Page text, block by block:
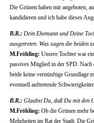
Die Grünen haben mir angeboten,
kandidieren und ich habe dieses
B.R.: Dein Ehemann und Deine
ausgetreten. Was sagen die beiden
M.Fröhling: Unsere Tochter war
passives Mitglied in der SPD. Nach
beide keine vernünftige Grundlage
eventuell auftretende
B.R.: Glaubst Du, daß Du mit den
M.Fröhling: Ob die Grünen mehr
Mehrheiten im Rat der Stadt. Die